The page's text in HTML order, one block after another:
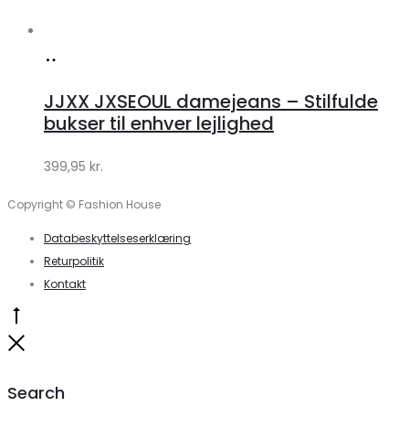
Klædeskabet.dk
JJXX JXSEOUL damejeans – Stilfulde
bukser til enhver lejlighed
399,95 kr.
Copyright © Fashion House
Databeskyttelseserklæring
Returpolitik
Kontakt
Search